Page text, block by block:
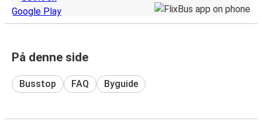
På denne side
Busstop FAQ Byguide